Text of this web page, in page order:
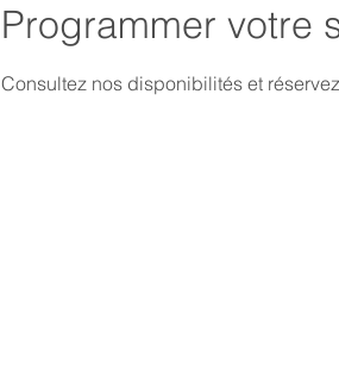
Programmer votre
Consultez nos disponibilités et